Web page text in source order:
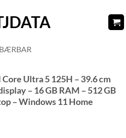
BÆRBAR
Ultra 5 125H – 39.6 cm
– 16 GB RAM – 512 GB
– Windows 11 Home